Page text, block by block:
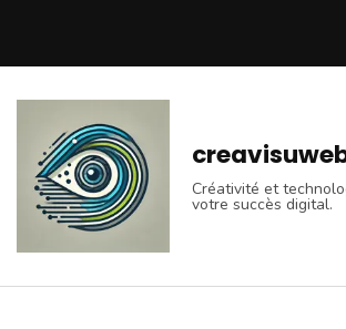
(Pressez
Entrée)
Créativité et
votre succès digital.